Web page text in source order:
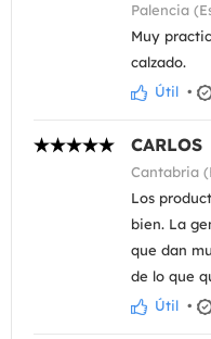
Palencia
Muy
calzado.
Útil •
CARLOS
Cantabria
Los
bien. La
que dan
de lo que
Útil •